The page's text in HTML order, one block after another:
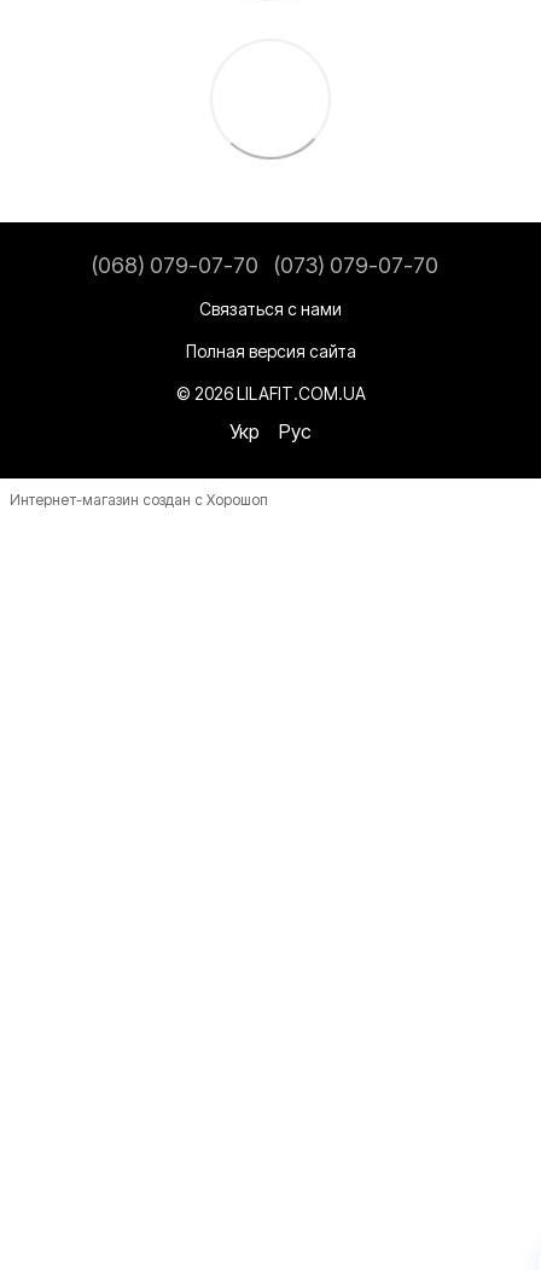
(068) 079-07-70 (073) 079-07-70
Связаться с нами
Полная версия сайта
© 2026 LILAFIT.COM.UA
Укр Рус
Интернет-магазин создан с Хорошоп